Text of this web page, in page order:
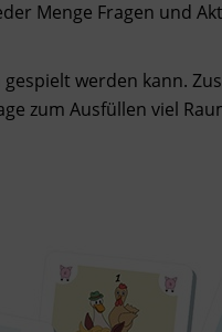
Menge Fragen und
werden kann.
zum Ausfüllen viel